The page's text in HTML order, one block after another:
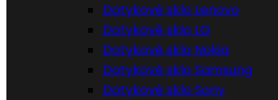
Dotykové sklo Lenovo
Dotykové sklo LG
Dotykové sklo Nokia
Dotykové sklo Samsung
Dotykové sklo Sony